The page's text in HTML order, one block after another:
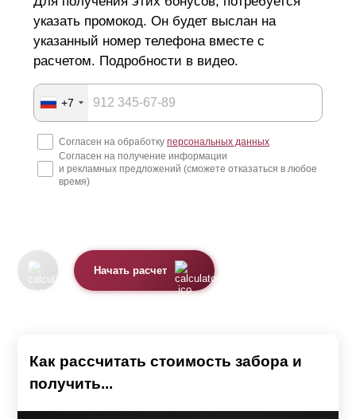
указать промокод. Он будет выслан на
указанный номер телефона вместе с
расчетом. Подробности в видео.
+7
Согласен на обработку персональных данных
Согласен на получение информации
и рекламных предложений (сможете отказаться в любое
время)
Начать расчет
Как рассчитать стоимость забора и
получить...